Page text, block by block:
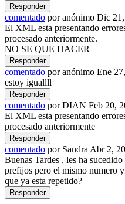
comentado poranónimo Dic
El XML esta presentando
procesado anteriormente.
NO SE QUE HACER
comentado poranónimo Ene
estoy iguallll
comentado porDIAN Feb 20,
El XML esta presentando
procesado anteriormente
comentado por Sandra Abr 2,
Buenas Tardes , les ha
prefijos pero el mismo numero
que ya esta repetido?